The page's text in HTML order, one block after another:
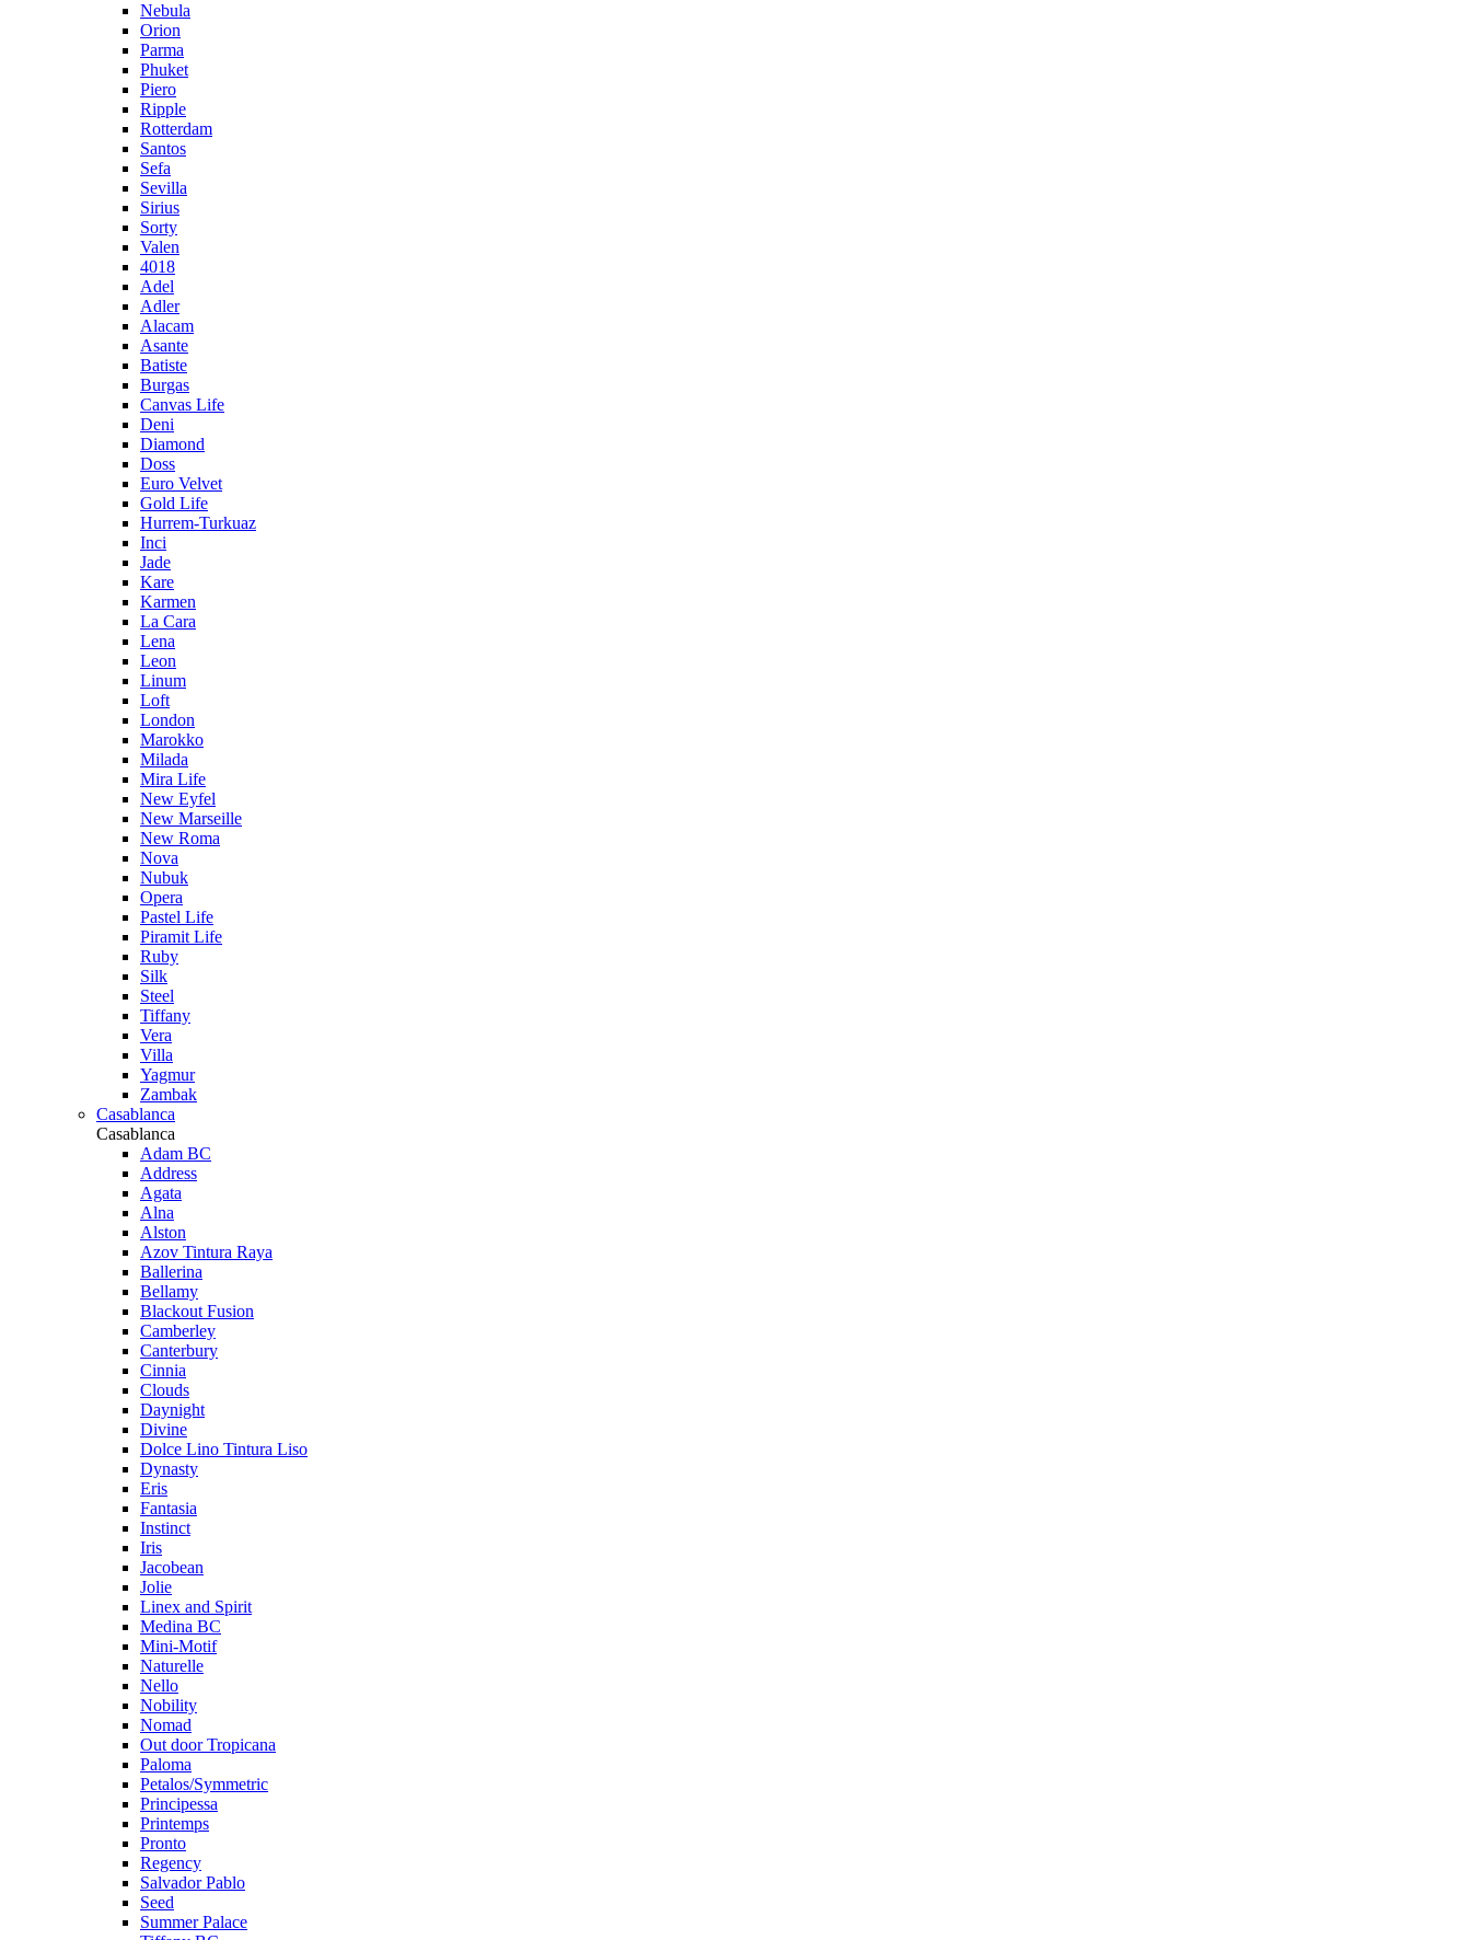
Nebula
Orion
Parma
Phuket
Piero
Ripple
Rotterdam
Santos
Sefa
Sevilla
Sirius
Sorty
Valen
4018
Adel
Adler
Alacam
Asante
Batiste
Burgas
Canvas Life
Deni
Diamond
Doss
Euro Velvet
Gold Life
Hurrem-Turkuaz
Inci
Jade
Kare
Karmen
La Cara
Lena
Leon
Linum
Loft
London
Marokko
Milada
Mira Life
New Eyfel
New Marseille
New Roma
Nova
Nubuk
Opera
Pastel Life
Piramit Life
Ruby
Silk
Steel
Tiffany
Vera
Villa
Yagmur
Zambak
Casablanca
Casablanca
Adam BC
Address
Agata
Alna
Alston
Azov Tintura Raya
Ballerina
Bellamy
Blackout Fusion
Camberley
Canterbury
Cinnia
Clouds
Daynight
Divine
Dolce Lino Tintura Liso
Dynasty
Eris
Fantasia
Instinct
Iris
Jacobean
Jolie
Linex and Spirit
Medina BC
Mini-Motif
Naturelle
Nello
Nobility
Nomad
Out door Tropicana
Paloma
Petalos/Symmetric
Principessa
Printemps
Pronto
Regency
Salvador Pablo
Seed
Summer Palace